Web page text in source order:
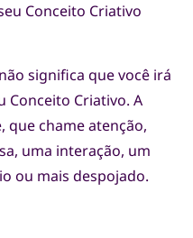
Conceito Criativo
significa que você irá
Conceito Criativo. A
que chame atenção,
uma interação, um
ou mais despojado.